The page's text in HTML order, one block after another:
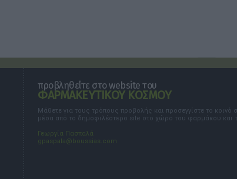
προβληθείτε στο website του
ΦΑΡΜΑΚΕΥΤΙΚΟΥ ΚΟΣΜΟΥ
Μάθετε για τους τρόπους προβολής και προσεγγίστε το κοινό
μέσα από το δημοφιλέστερο site στο χώρο του φαρμάκου και
Γεωργία Πασπαλά
gpaspala@boussias.com